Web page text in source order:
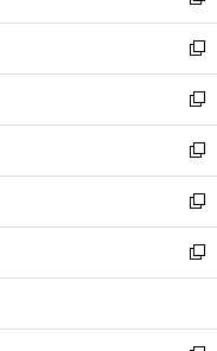
開
く
ウ
で
開
く
ン
ド
ウ
で
開
く
ウ
ィ
ン
ド
ウ
で
開
く
し
い
ウ
ィ
ン
ド
ウ
で
開
く
新
し
い
ウ
ィ
ン
ド
ウ
で
開
新
し
い
ウ
ィ
ン
ド
ウ
開
新
し
い
ウ
ィ
ン
ウ
新
し
い
ウ
ン
新
し
ウ